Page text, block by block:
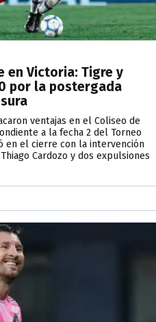
en Victoria: Tigre y
por la postergada
ventajas en el Coliseo de
a la fecha 2 del Torneo
en el cierre con la intervención
Cardozo y dos expulsiones